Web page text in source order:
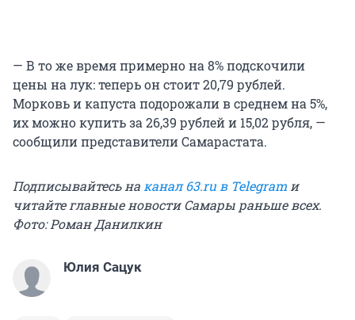
— В то же время примерно на 8% подскочили
цены на лук: теперь он стоит 20,79 рублей.
Морковь и капуста подорожали в среднем на 5%,
их можно купить за 26,39 рублей и 15,02 рубля, —
сообщили представители Самарастата.
Подписывайтесь наканал 63.ru в Telegram и
читайте главные новости Самары раньше всех.
Фото: Роман Данилкин
Юлия Сацук